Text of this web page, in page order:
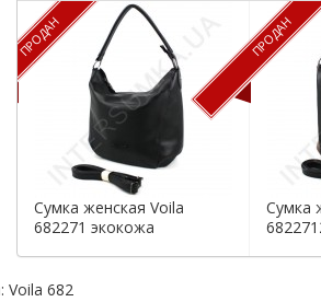
ПРОДАН
Сумка женская Voila
682271 экокожа
ПРОДАН
Сумка
Voila 682